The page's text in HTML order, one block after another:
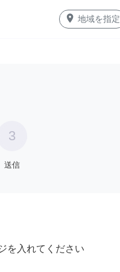
place 地域を指定
3
送信
を入れてください